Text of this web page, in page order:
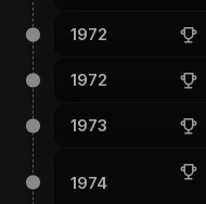
1972
1972
1973
1974